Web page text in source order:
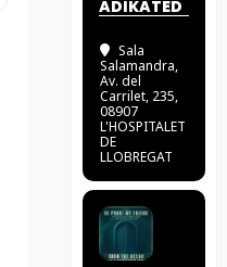
ADIKATED
Sala
Salamandra,
Av. del
Carrilet, 235,
08907
L'HOSPITALET
DE
LLOBREGAT